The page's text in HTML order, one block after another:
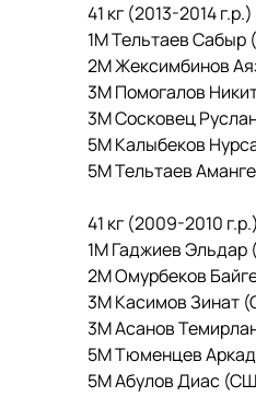
41 кг (2013-2014 г.р.)
1М Тельтаев Сабыр
2М Жексимбинов
3М Помогалов
3М Сосковец
5М Калыбеков
5М Тельтаев
41 кг (2009-2010 г.р.)
1М Гаджиев Эльдар
2М Омурбеков
3М Касимов Зинат
3М Асанов
5М Тюменцев
5М Абулов Диас